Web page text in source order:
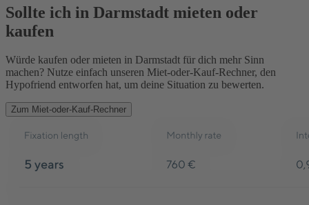
Sollte ich in Darmstadt mieten oder
kaufen
Würde kaufen oder mieten in Darmstadt für dich mehr Sinn
machen? Nutze einfach unseren Miet-oder-Kauf-Rechner, den
Hypofriend entworfen hat, um deine Situation zu bewerten.
Zum Miet-oder-Kauf-Rechner